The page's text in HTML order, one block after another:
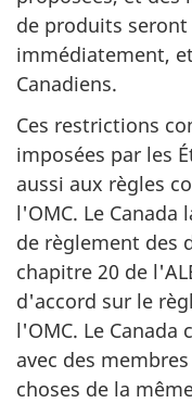
de produits
immédiatement,
Canadiens.
Ces restrictions
imposées par les
aussi aux règles
l'OMC. Le Canada
de règlement des
chapitre 20 de
d'accord sur le
l'OMC. Le
avec des
choses de la